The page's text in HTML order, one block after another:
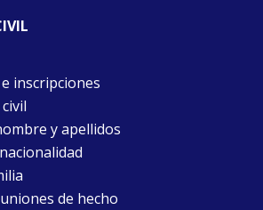
inscripciones
y apellidos
de hecho